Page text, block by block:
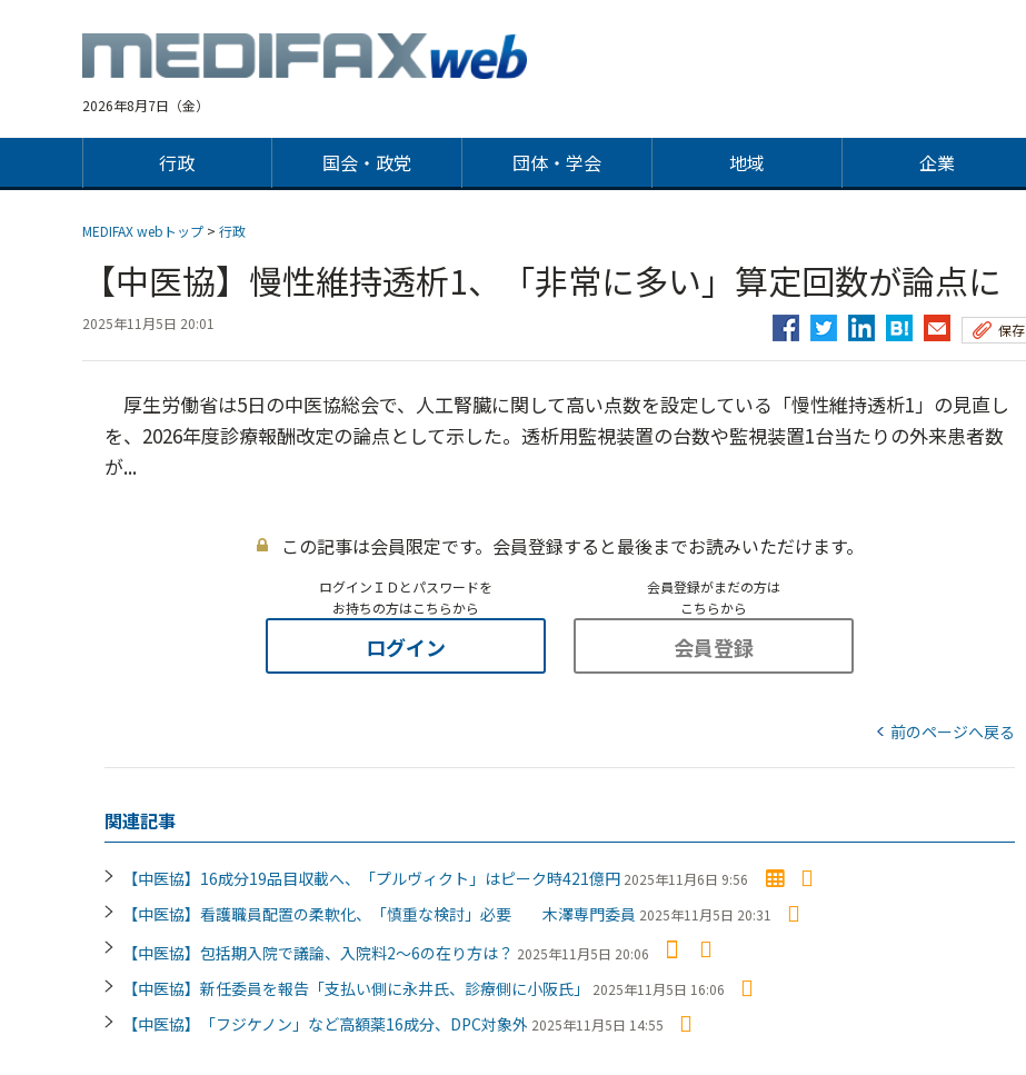
2026年8月7日（金）
行政 国会・政党 団体・学会 地域 企業
MEDIFAX webトップ > 行政
【中医協】慢性維持透析1、「非常に多い」算定回数が論点に
2025年11月5日 20:01 保存
厚生労働省は5日の中医協総会で、人工腎臓に関して高い点数を設定している「慢性維持透析1」の見直し
を、2026年度診療報酬改定の論点として示した。透析用監視装置の台数や監視装置1台当たりの外来患者数
が...
この記事は会員限定です。会員登録すると最後までお読みいただけます。
ログインＩＤとパスワードを
お持ちの方はこちらから
ログイン
会員登録がまだの方は
こちらから
会員登録
前のページへ戻る
関連記事
【中医協】16成分19品目収載へ、「プルヴィクト」はピーク時421億円 2025年11月6日 9:56
【中医協】看護職員配置の柔軟化、「慎重な検討」必要 木澤専門委員 2025年11月5日 20:31
【中医協】包括期入院で議論、入院料2～6の在り方は？ 2025年11月5日 20:06
【中医協】新任委員を報告「支払い側に永井氏、診療側に小阪氏」 2025年11月5日 16:06
【中医協】「フジケノン」など高額薬16成分、DPC対象外 2025年11月5日 14:55